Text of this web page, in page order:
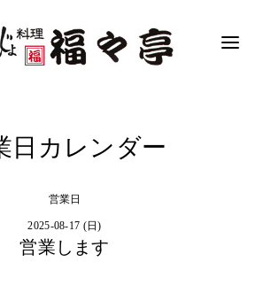
日カレンダー
営業日
2025-08-17 (日)
営業します